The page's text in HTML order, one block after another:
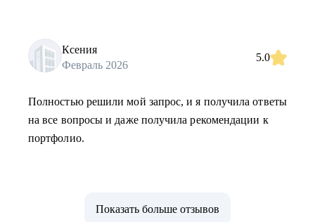
Ксения
Февраль 2026
5.0
Полностью решили мой запрос, и я получила ответы
на все вопросы и даже получила рекомендации к
портфолио.
Показать больше отзывов